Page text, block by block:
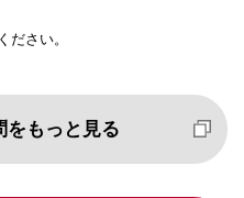
ださい。
をもっと見る